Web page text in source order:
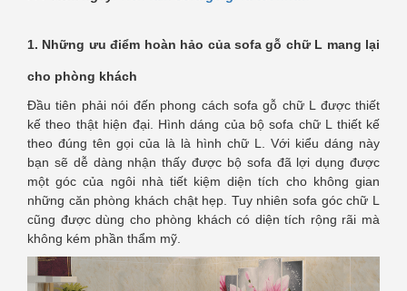
1. Những ưu điểm hoàn hảo của sofa gỗ chữ L mang lại
cho phòng khách
Đầu tiên phải nói đến phong cách sofa gỗ chữ L được thiết
kế theo thật hiện đại. Hình dáng của bộ sofa chữ L thiết kế
theo đúng tên gọi của là là hình chữ L. Với kiểu dáng này
bạn sẽ dễ dàng nhận thấy được bộ sofa đã lợi dụng được
một góc của ngôi nhà tiết kiệm diện tích cho không gian
những căn phòng khách chật hẹp. Tuy nhiên sofa góc chữ L
cũng được dùng cho phòng khách có diện tích rộng rãi mà
không kém phần thẩm mỹ.